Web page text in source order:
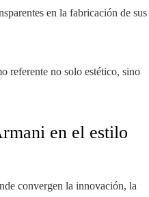
en la fabricación de sus
referente no solo estético, sino
en el estilo
convergen la innovación, la